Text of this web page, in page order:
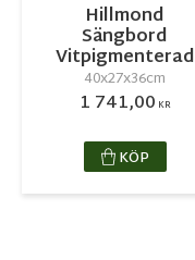
Hillmond
Sängbord
Vitpigmenterad
40x27x36cm
1 741,00 KR
KÖP